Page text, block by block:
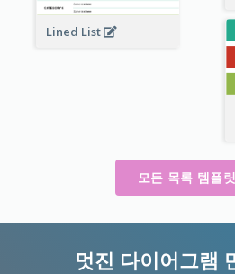
Lined List
모든 목록 템플
멋진 다이어그램